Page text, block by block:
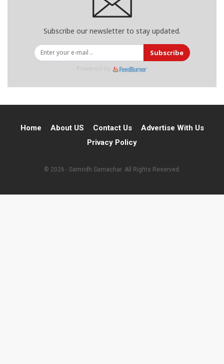
Subscribe our newsletter to stay updated.
Subscribe
Home About US Contact Us
Advertise With Us
Privacy Policy
© 2026 - Samridh Samachar. All Rights Reserved.